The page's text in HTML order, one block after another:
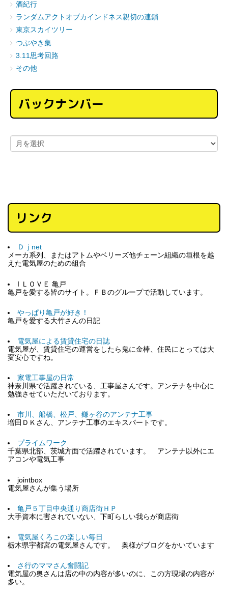
酒紀行
ランダムアクトオブカインドネス親切の連鎖
東京スカイツリー
つぶやき集
3.11思考回路
その他
バックナンバー
リンク
Ｄｊnet
メーカ系列、またはアトムやベリーズ他チェーン組織の垣根を越
えた電気屋のための組合
I ＬＯＶＥ 亀戸
亀戸を愛する皆のサイト。ＦＢのグループで活動しています。
やっぱり亀戸が好き！
亀戸を愛する大竹さんの日記
電気屋による賃貸住宅の日誌
電気屋が、賃貸住宅の運営をしたら鬼に金棒、住民にとっては大
変安心ですね。
家電工事屋の日常
神奈川県で活躍されている、工事屋さんです。アンテナを中心に
勉強させていただいております。
市川、船橋、松戸、鎌ヶ谷のアンテナ工事
増田ＤＫさん、アンテナ工事のエキスパートです。
プライムワーク
千葉県北部、茨城方面で活躍されています。 アンテナ以外にエ
アコンや電気工事
jointbox
電気屋さんが集う場所
亀戸５丁目中央通り商店街ＨＰ
大手資本に害されていない、下町らしい我らが商店街
電気屋くろこの楽しい毎日
栃木県宇都宮の電気屋さんです。 奥様がブログをかいています
さ行のママさん奮闘記
電気屋の奥さんは店の中の内容が多いのに、この方現場の内容が
多い。